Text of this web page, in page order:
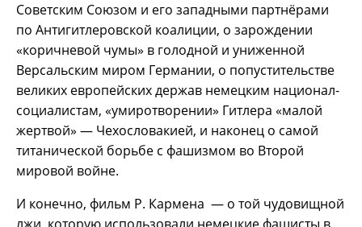
Советским Союзом и его западными партнёрами
по Антигитлеровской коалиции, о зарождении
«коричневой чумы» в голодной и униженной
Версальским миром Германии, о попустительстве
великих европейских держав немецким национал-
социалистам, «умиротворении» Гитлера «малой
жертвой» — Чехословакией, и наконец о самой
титанической борьбе с фашизмом во Второй
мировой войне.
И конечно, фильм Р. Кармена — о той чудовищной